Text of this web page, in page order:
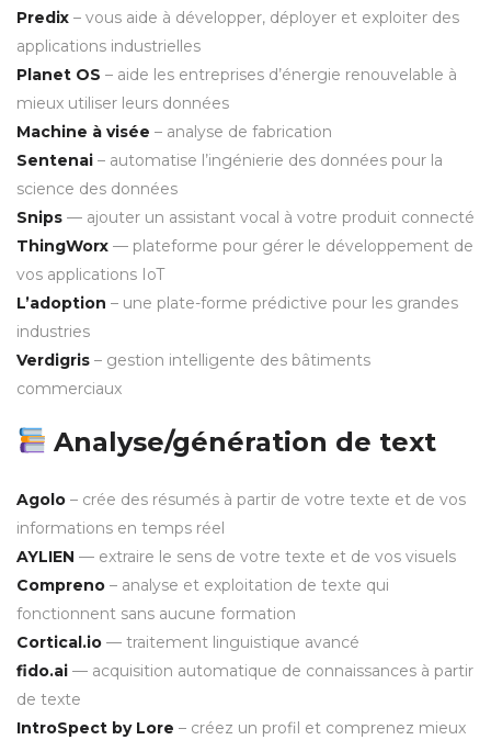
Predix – vous aide à développer, déployer et exploiter des
applications industrielles
Planet OS – aide les entreprises d’énergie renouvelable à
mieux utiliser leurs données
Machine à visée – analyse de fabrication
Sentenai – automatise l’ingénierie des données pour la
science des données
Snips — ajouter un assistant vocal à votre produit connecté
ThingWorx — plateforme pour gérer le développement de
vos applications IoT
L’adoption – une plate-forme prédictive pour les grandes
industries
Verdigris – gestion intelligente des bâtiments
commerciaux
Analyse/génération de text
Agolo – crée des résumés à partir de votre texte et de vos
informations en temps réel
AYLIEN — extraire le sens de votre texte et de vos visuels
Compreno – analyse et exploitation de texte qui
fonctionnent sans aucune formation
Cortical.io — traitement linguistique avancé
fido.ai — acquisition automatique de connaissances à partir
de texte
IntroSpect by Lore – créez un profil et comprenez mieux